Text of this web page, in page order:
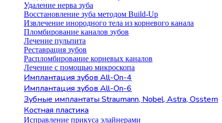
Удаление нерва зуба
Восстановление зуба методом Build-Up
Извлечение инородного тела из корневого канала
Пломбирование каналов зубов
Лечение пульпита
Реставрация зубов
Распломбирование корневых каналов
Лечение с помощью микроскопа
Имплантация зубов All-On-4
Имплантация зубов All-On-6
Зубные имплантаты Straumann, Nobel, Astra, Osstem
Костная пластика
Исправление прикуса элайнерами